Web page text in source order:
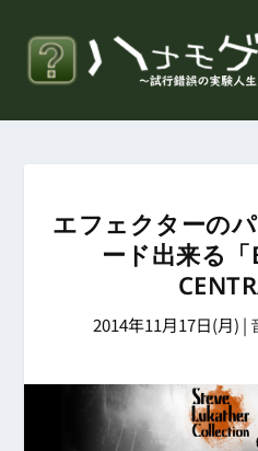
エフェクターの
ード出来る「
2014年11月17日(月) |